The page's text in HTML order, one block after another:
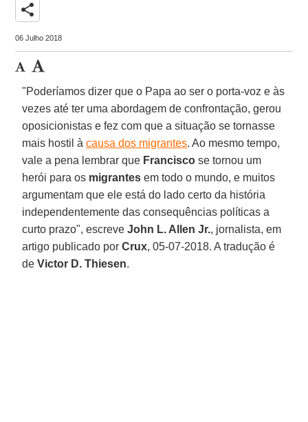
share
06 Julho 2018
"Poderíamos dizer que o Papa ao ser o porta-voz e às
vezes até ter uma abordagem de confrontação, gerou
oposicionistas e fez com que a situação se tornasse
mais hostil àcausa dos migrantes. Ao mesmo tempo,
vale a pena lembrar que Francisco se tornou um
herói para os migrantes em todo o mundo, e muitos
argumentam que ele está do lado certo da história
independentemente das consequências políticas a
curto prazo", escreveJohn L. Allen Jr., jornalista, em
artigo publicado porCrux, 05-07-2018. A tradução é
deVictor D. Thiesen.